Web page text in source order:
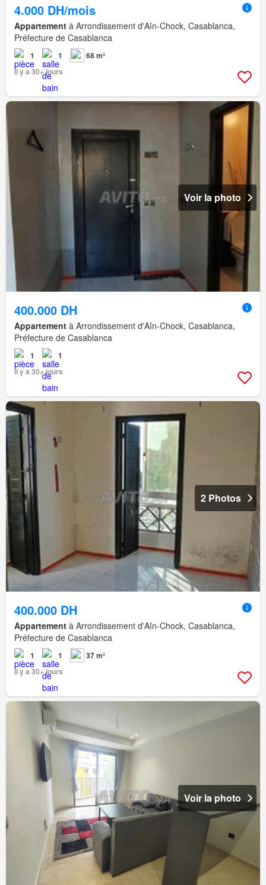
4.000 DH/mois
Appartement à Arrondissement d'Aîn-Chock, Casablanca,
Préfecture de Casablanca
1 1
68 m²
Il y a 30+ jours
Voir la photo
400.000 DH
Appartement à Arrondissement d'Aîn-Chock, Casablanca,
Préfecture de Casablanca
1
1
Il y a 30+ jours
2 Photos
400.000 DH
Appartement à Arrondissement d'Aîn-Chock, Casablanca,
Préfecture de Casablanca
1 1
37 m²
Il y a 30+ jours
Voir la photo